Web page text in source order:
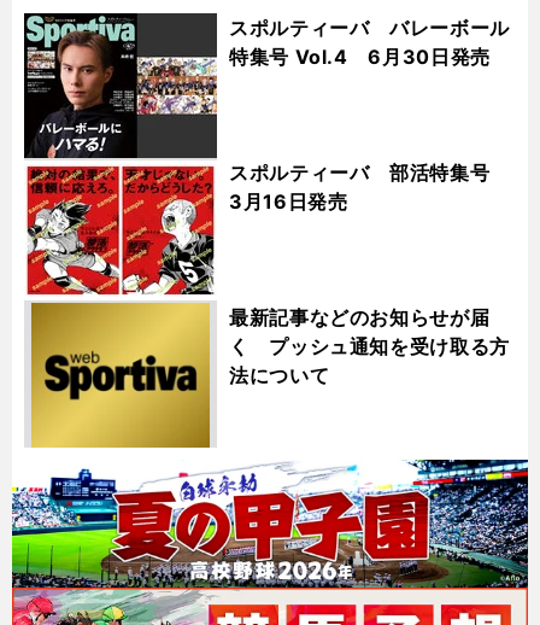
スポルティーバ バレーボール
特集号 Vol.4 6月30日発売
スポルティーバ 部活特集号
3月16日発売
最新記事などのお知らせが届
く プッシュ通知を受け取る方
法について